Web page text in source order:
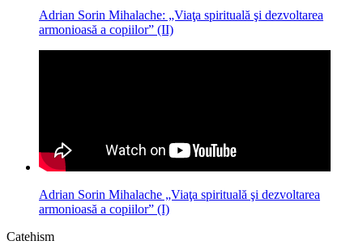
Adrian Sorin Mihalache: „Viaţa spirituală şi dezvoltarea
armonioasă a copiilor” (II)
Adrian Sorin Mihalache „Viaţa spirituală şi dezvoltarea
armonioasă a copiilor” (I)
Catehism